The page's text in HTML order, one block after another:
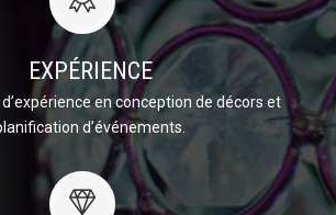
EXPÉRIENCE
d’expérience en conception de décors et
d’événements.